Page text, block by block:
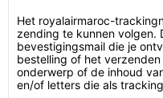
Het royalairmaroc-
zending te kunnen volgen.
bevestigingsmail die je
bestelling of het
onderwerp of de inhoud
en/of letters die als